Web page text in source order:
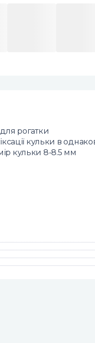
рогатки
кульки в
кульки 8-8.5 мм